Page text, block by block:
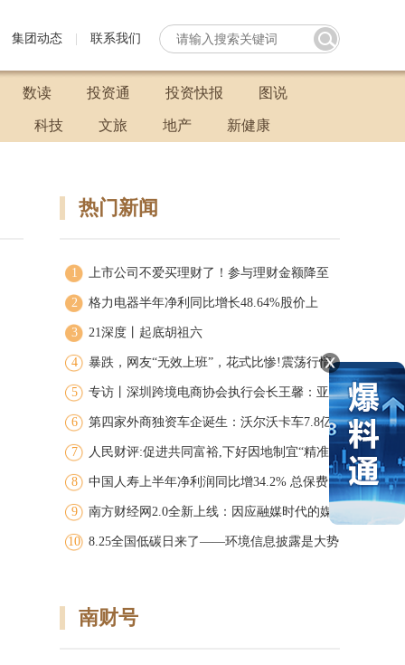
集团动态 联系我们
数读 投资通 投资快报 图说
科技 文旅 地产 新健康
热门新闻
1 上市公司不爱买理财了！参与理财金额降至
7917.31亿元 下滑超2成
2 格力电器半年净利同比增长48.64%股价上
扬， 不断回购护盘高瓴依然被套
3 21深度丨起底胡祖六
4 暴跌，网友“无效上班”，花式比惨!震荡行情
这种基金却火了
5 专访丨深圳跨境电商协会执行会长王馨：亚
马逊封店潮之下，中国卖家应有申诉的平等
权利
6 第四家外商独资车企诞生：沃尔沃卡车7.8亿
元收购江铃重汽在华成立独资重卡公司
7 人民财评:促进共同富裕,下好因地制宜“精准
棋”
8 中国人寿上半年净利润同比增34.2% 总保费
超4400亿
9 南方财经网2.0全新上线：因应融媒时代的媒
体转型新篇章，集中展现智库与“三通”数据产
10 8.25全国低碳日来了——环境信息披露是大势
南财号